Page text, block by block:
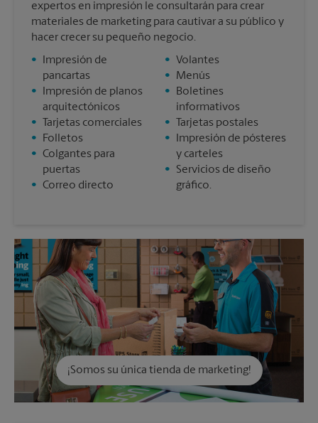
expertos en impresión le consultarán para crear
materiales de marketing para cautivar a su público y
hacer crecer su pequeño negocio.
•
Impresión de
pancartas
•
Impresión de planos
arquitectónicos
•
Tarjetas comerciales
•
Folletos
• Colgantes para
puertas
• Correo directo
•
Volantes
•
Menús
•
Boletines
informativos
•
Tarjetas postales
•
Impresión de pósteres
y carteles
•
Servicios de diseño
gráfico.
¡Somos su única tienda de marketing!